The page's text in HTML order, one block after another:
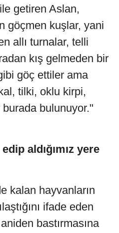
getiren Aslan,
göçmen kuşlar, yani
allı turnalar, telli
kış gelmeden bir
göç ettiler ama
tilki, oklu kirpi,
bulunuyor."
aldığımız yere
kalan hayvanların
ifade eden
bastırmasına